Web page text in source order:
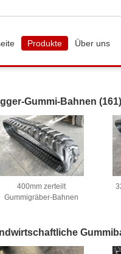
Produkte Über uns
Gummi-Bahnen (161)
400mm zerteilt
Gummigräber-Bahnen